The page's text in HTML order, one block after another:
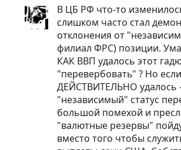
В ЦБ РФ что-то
слишком часто стал
отклонения от
филиал ФРС) позиции.
КАК ВВП удалось этот
"перевербовать" ? Но если
ДЕЙСТВИТЕЛЬНО удалось
"независимый" статус
большой помехой и
"валютные резервы"
вместо того чтобы